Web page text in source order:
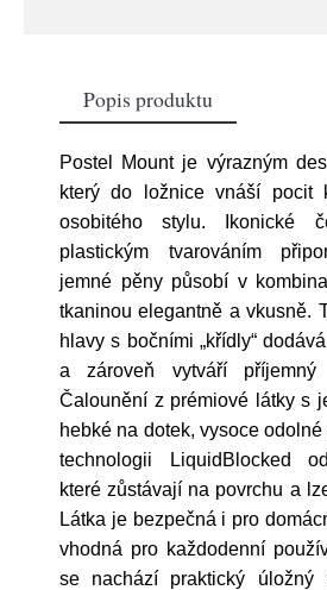
Popis produktu
Postel Mount je výrazným
který do ložnice vnáší pocit
osobitého stylu. Ikonické
plastickým tvarováním
jemné pěny působí v
tkaninou elegantně a vkusně.
hlavy s bočními „křídly“
a zároveň vytváří příjemný
Čalounění z prémiové látky s
hebké na dotek, vysoce
technologii LiquidBlocked
které zůstávají na povrchu a
Látka je bezpečná i pro
vhodná pro každodenní
se nachází praktický úložný